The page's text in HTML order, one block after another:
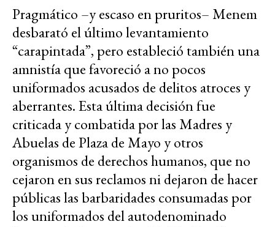
Pragmático –y escaso en pruritos– Menem
desbarató el último levantamiento
“carapintada”, pero estableció también una
amnistía que favoreció a no pocos
uniformados acusados de delitos atroces y
aberrantes. Esta última decisión fue
criticada y combatida por las Madres y
Abuelas de Plaza de Mayo y otros
organismos de derechos humanos, que no
cejaron en sus reclamos ni dejaron de hacer
públicas las barbaridades consumadas por
los uniformados del autodenominado